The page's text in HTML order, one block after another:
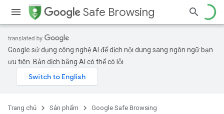
Safe Browsing
Google sử dụng công nghệ AI để dịch nội dung sang ngôn ngữ bạn
ưu tiên. Bản dịch bằng AI có thể có lỗi.
Trang chủ Sản phẩm
Google Safe Browsing